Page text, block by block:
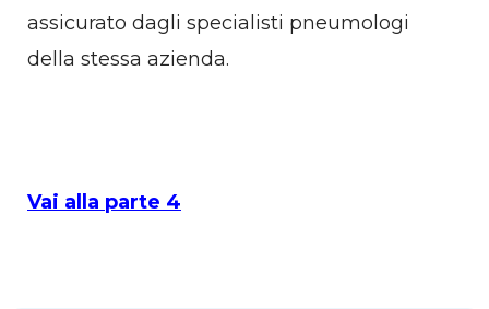
assicurato dagli specialisti pneumologi
della stessa azienda.
Vai alla parte 4